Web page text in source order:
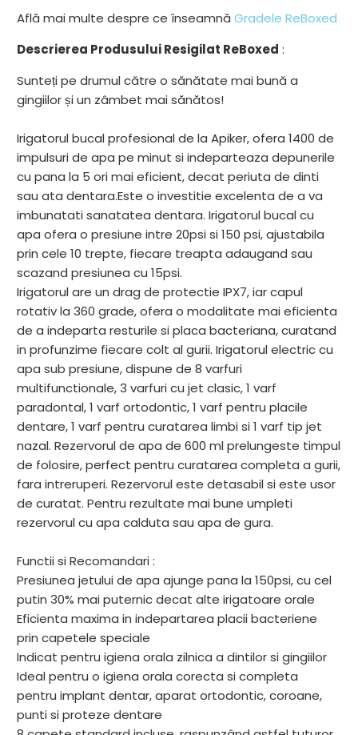
disponibil
{{
}}:
Află mai multe despre ce înseamnăGradele ReBoxed
Descrierea Produsului Resigilat ReBoxed :
Sunteți pe drumul către o sănătate mai bună a
gingiilor și un zâmbet mai sănătos!
Irigatorul bucal profesional de la Apiker, ofera 1400 de
impulsuri de apa pe minut si indeparteaza depunerile
cu pana la 5 ori mai eficient, decat periuta de dinti
sau ata dentara.Este o investitie excelenta de a va
imbunatati sanatatea dentara. Irigatorul bucal cu
apa ofera o presiune intre 20psi si 150 psi, ajustabila
prin cele 10 trepte, fiecare treapta adaugand sau
scazand presiunea cu 15psi.
Irigatorul are un drag de protectie IPX7, iar capul
rotativ la 360 grade, ofera o modalitate mai eficienta
de a indeparta resturile si placa bacteriana, curatand
in profunzime fiecare colt al gurii. Irigatorul electric cu
apa sub presiune, dispune de 8 varfuri
multifunctionale, 3 varfuri cu jet clasic, 1 varf
paradontal, 1 varf ortodontic, 1 varf pentru placile
dentare, 1 varf pentru curatarea limbi si 1 varf tip jet
nazal. Rezervorul de apa de 600 ml prelungeste timpul
de folosire, perfect pentru curatarea completa a gurii,
fara intreruperi. Rezervorul este detasabil si este usor
de curatat. Pentru rezultate mai bune umpleti
rezervorul cu apa calduta sau apa de gura.
Functii si Recomandari :
Presiunea jetului de apa ajunge pana la 150psi, cu cel
putin 30% mai puternic decat alte irigatoare orale
Eficienta maxima in indepartarea placii bacteriene
prin capetele speciale
Indicat pentru igiena orala zilnica a dintilor si gingiilor
Ideal pentru o igiena orala corecta si completa
pentru implant dentar, aparat ortodontic, coroane,
punti si proteze dentare